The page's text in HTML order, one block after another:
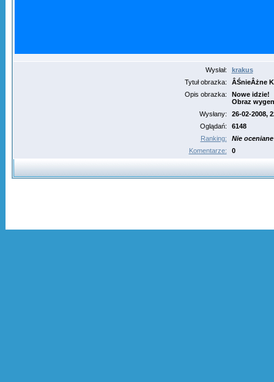
Wysłał:
krakus
Tytuł obrazka:
ÂŚnieÂżne
Opis obrazka:
Nowe idzie!
Obraz
Wysłany:
26-02-2008,
Oglądań:
6148
Ranking:
Nie oceniane
Komentarze:
0